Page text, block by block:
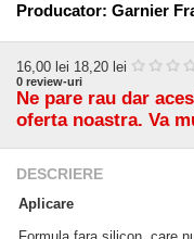
Producator: Garnier
16,00 lei 18,20 lei
0 review-uri
Ne pare rau dar
oferta noastra. Va
DESCRIERE
Aplicare